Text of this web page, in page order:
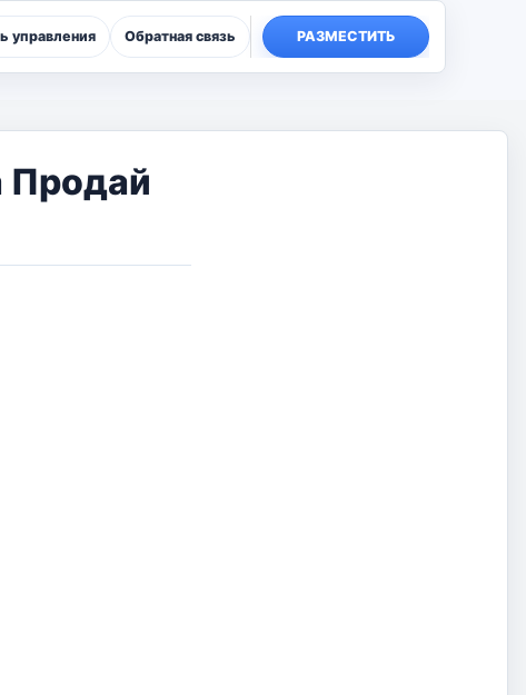
управления Обратная связь РАЗМЕСТИТЬ
Продай